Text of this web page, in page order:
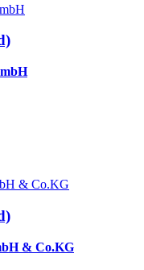
& Co.KG